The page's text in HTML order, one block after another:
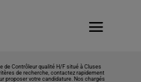
de Contrôleur qualité H/F situé à Cluses
de recherche, contactez rapidement
proposer votre candidature. Nos chargés